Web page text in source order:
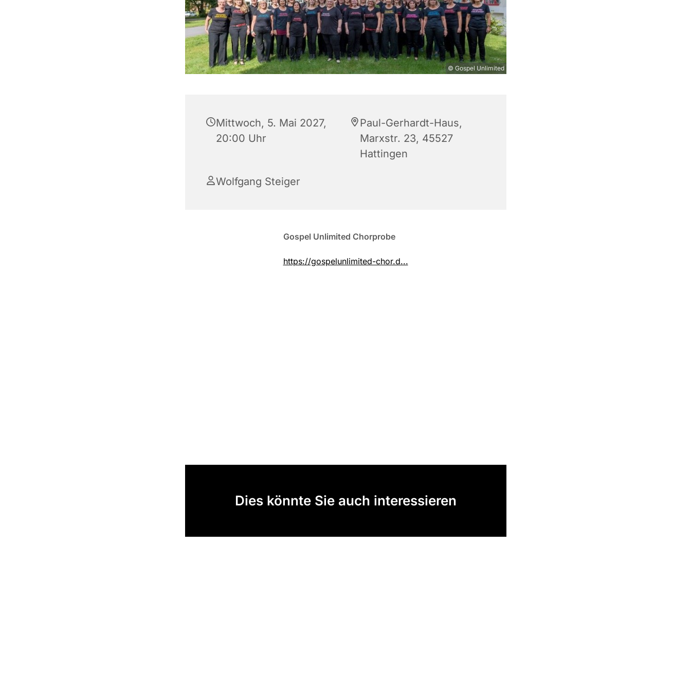
© Gospel Unlimited
Mittwoch, 5. Mai 2027,
20:00 Uhr
Paul-Gerhardt-Haus,
Marxstr. 23, 45527
Hattingen
Wolfgang Steiger
Gospel Unlimited Chorprobe
https://gospelunlimited-chor.d...
Dies könnte Sie auch interessieren